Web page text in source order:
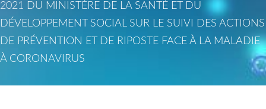
2021 DU MINISTÈRE DE LA SANTÉ ET DU
DÉVELOPPEMENT SOCIAL SUR LE SUIVI DES ACTIONS
DE PRÉVENTION ET DE RIPOSTE FACE À LA MALADIE
À CORONAVIRUS